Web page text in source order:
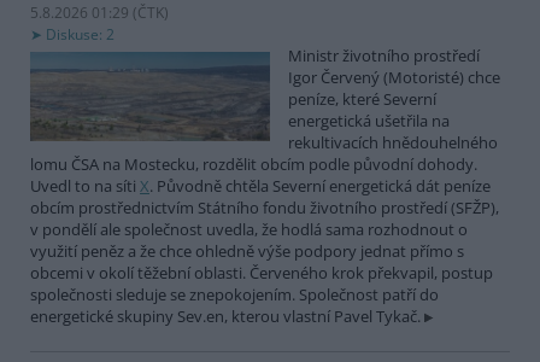
5.8.2026 01:29 (ČTK)
Diskuse: 2
Ministr životního prostředí
Igor Červený (Motoristé) chce
peníze, které Severní
energetická ušetřila na
rekultivacích hnědouhelného
lomu ČSA na Mostecku, rozdělit obcím podle původní dohody.
Uvedl to na síti X. Původně chtěla Severní energetická dát peníze
obcím prostřednictvím Státního fondu životního prostředí (SFŽP),
v pondělí ale společnost uvedla, že hodlá sama rozhodnout o
využití peněz a že chce ohledně výše podpory jednat přímo s
obcemi v okolí těžební oblasti. Červeného krok překvapil, postup
společnosti sleduje se znepokojením. Společnost patří do
energetické skupiny Sev.en, kterou vlastní Pavel Tykač.